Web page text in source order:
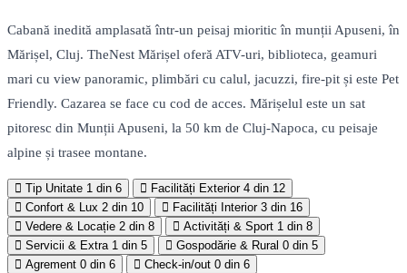
Cabană inedită amplasată într-un peisaj mioritic în munții Apuseni, în
Mărișel, Cluj. TheNest Mărișel oferă ATV-uri, biblioteca, geamuri
mari cu view panoramic, plimbări cu calul, jacuzzi, fire-pit și este Pet
Friendly. Cazarea se face cu cod de acces. Mărișelul este un sat
pitoresc din Munții Apuseni, la 50 km de Cluj-Napoca, cu peisaje
alpine și trasee montane.
Tip Unitate 1 din 6 Facilități Exterior 4 din 12
Confort & Lux 2 din 10 Facilități Interior 3 din 16
Vedere & Locație 2 din 8 Activități & Sport 1 din 8
Servicii & Extra 1 din 5 Gospodărie & Rural 0 din 5
Agrement 0 din 6 Check-in/out 0 din 6